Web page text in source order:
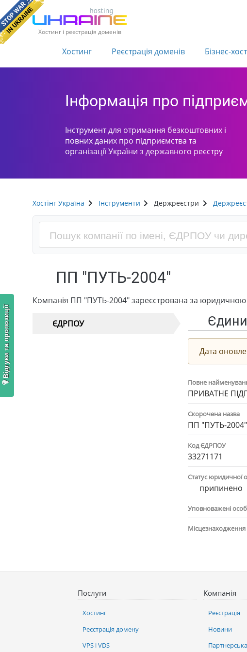
Хостинг і реєстрація доменів
Хостинг Реєстрація доменів Бізнес-
Інформація про
Інструмент для отримання безкоштовних і
повних даних про підприємства та
організації України з державного реєстру
Хостінг Україна Інструменти Держреєстри
ПП "ПУТЬ-2004"
Компанія ПП "ПУТЬ-2004" зареєстрована за юридичною
ЄДРПОУ
Дата
Повне
ПРИВАТНЕ
Скорочена назва
ПП "ПУТЬ-2004"
Код ЄДРПОУ
33271171
Статус юридичної
припинено
Уповноважені
Послуги
Хостинг
Реєстрація домену
VPS і VDS
Компанія
Реєстрація
Новини
Відгуки та пропозиції